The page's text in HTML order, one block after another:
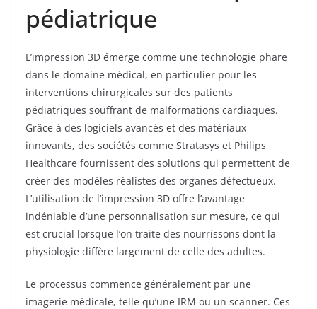
pédiatrique
L’impression 3D émerge comme une technologie phare
dans le domaine médical, en particulier pour les
interventions chirurgicales sur des patients
pédiatriques souffrant de malformations cardiaques.
Grâce à des logiciels avancés et des matériaux
innovants, des sociétés comme Stratasys et Philips
Healthcare fournissent des solutions qui permettent de
créer des modèles réalistes des organes défectueux.
L’utilisation de l’impression 3D offre l’avantage
indéniable d’une personnalisation sur mesure, ce qui
est crucial lorsque l’on traite des nourrissons dont la
physiologie diffère largement de celle des adultes.
Le processus commence généralement par une
imagerie médicale, telle qu’une IRM ou un scanner. Ces